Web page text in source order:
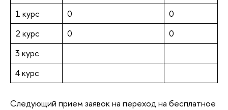
1 курс 0
0
2 курс
0
0
3 курс
4 курс
Следующий прием заявок на переход на бесплатное